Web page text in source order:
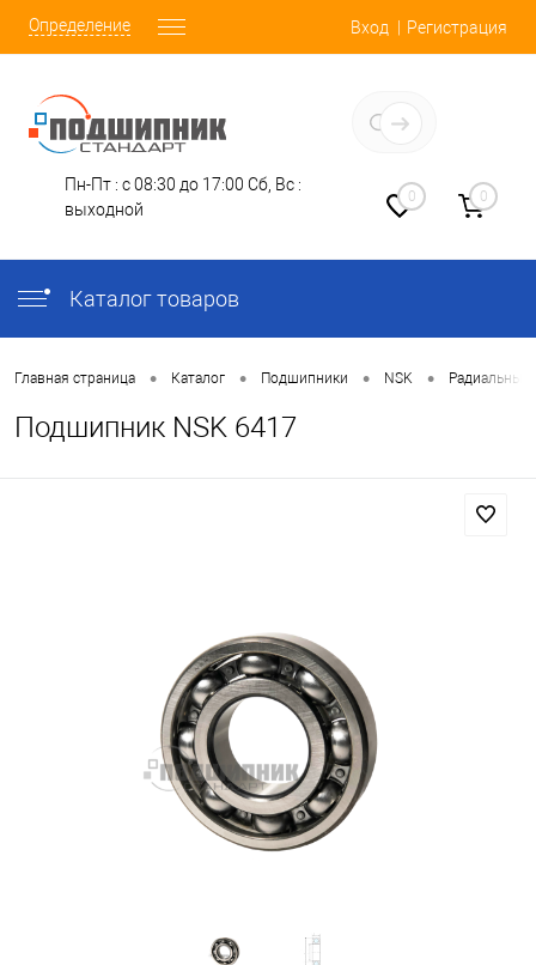
Определение Вход Регистрация
Пн-Пт : с 08:30 до 17:00 Сб, Вс :
выходной
0 0
Каталог товаров
Главная страница • Каталог • Подшипники • NSK •
Подшипник NSK 6417